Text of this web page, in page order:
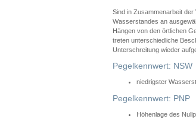
Sind in Zusammenarbeit
Wasserstandes an
Hängen von den örtlichen
treten unterschiedliche
Unterschreitung wieder
Pegelkennwert: NSW
niedrigster
Pegelkennwert: PNP
Höhenlage des